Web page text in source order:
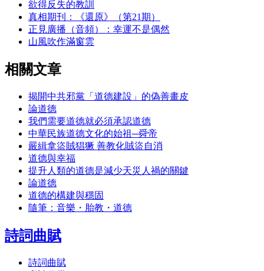
欲得反失的教訓
真相期刊：《還原》（第21期）
正見廣播（音頻）：幸運不是偶然
山風吹作滿窗雲
相關文章
揭開中共邪黨「道德建設」的偽善畫皮
論道德
我們需要道德就必須承認道德
中華民族道德文化的始祖─舜帝
嚴緝拿盜賊猖獗 善教化賊盜自消
道德與幸福
提升人類的道德是減少天災人禍的關鍵
論道德
道德的構建與穩固
隨筆：音樂・胎教・道德
詩詞曲賦
詩詞曲賦